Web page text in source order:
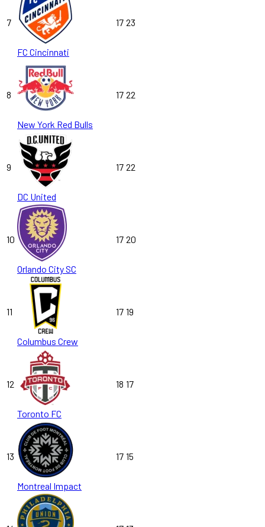
7
FC Cincinnati
17 23
8
New York Red Bulls
17 22
9
DC United
17 22
10
Orlando City SC
17 20
11
Columbus Crew
17 19
12
Toronto FC
18 17
13
Montreal Impact
17 15